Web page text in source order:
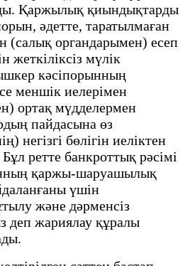
Қаржылық қиындықтарды
әдетте, таратылмаған
(салық органдарымен) есеп
жеткіліксіз мүлік
кәсіпорынның
меншік иелерімен
ортақ мүдделермен
пайдасына өз
негізгі бөлігін иеліктен
ретте банкроттық рәсімі
қаржы-шаруашылық
үшін
және дәрменсіз
деп жариялау құралы